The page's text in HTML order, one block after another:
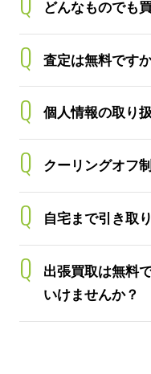
どんなものでも
Q 査定は無料です
Q 個人情報の取り
Q クーリングオフ
Q 自宅まで引き取
Q
出張買取は無料
いけませんか？